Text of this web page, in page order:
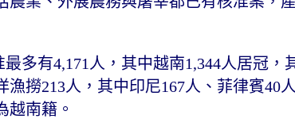
多有4,171人，其中越南1,344人居冠，
漁撈213人，其中印尼167人、菲律賓40
越南籍。